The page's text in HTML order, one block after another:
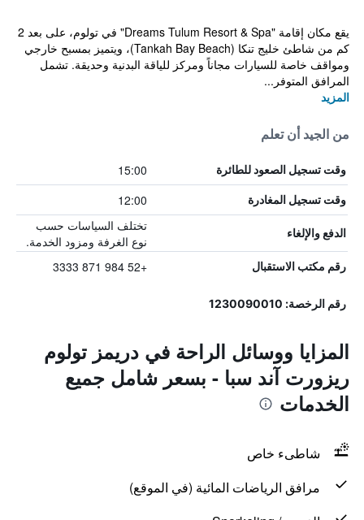
يقع مكان إقامة "Dreams Tulum Resort & Spa" في تولوم، على بعد 2
كم من شاطئ خليج تنكا (Tankah Bay Beach)، ويتميز بمسبح خارجي
ومواقف خاصة للسيارات مجاناً ومركز للياقة البدنية وحديقة. تشمل
المرافق المتوفر...
المزيد
من الجيد أن تعلم
وقت تسجيل الصعود للطائرة 15:00
وقت تسجيل المغادرة 12:00
الدفع والإلغاء
تختلف السياسات حسب
نوع الغرفة ومزود الخدمة.
رقم مكتب الاستقبال +52 984 871 3333
رقم الرخصة: 1230090010
المزايا ووسائل الراحة في دريمز تولوم
ريزورت آند سبا - بسعر شامل جميع
الخدمات
شاطىء خاص
مرافق الرياضات المائية (في الموقع)